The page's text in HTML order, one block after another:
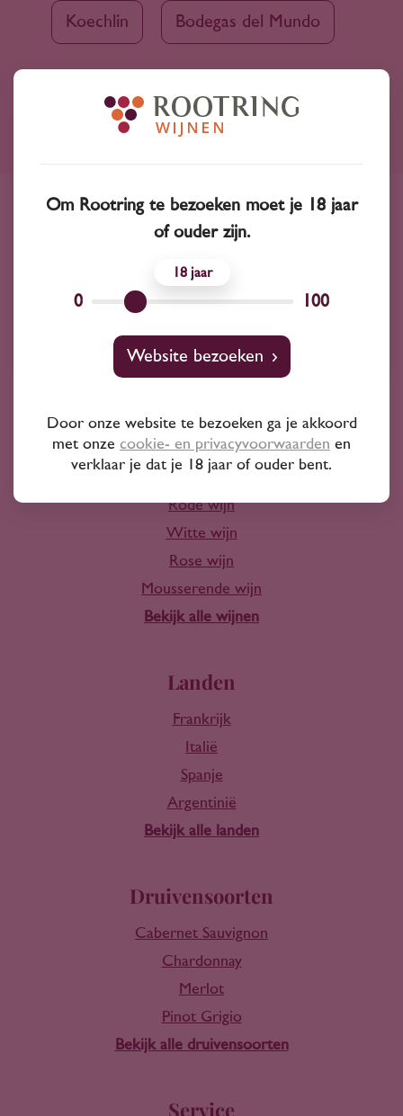
Koechlin Bodegas del Mundo
Advies nodig?
Wijnprofessionals
10+ jaar ervaring
Wijn
Rode wijn
Witte wijn
Rose wijn
Mousserende wijn
Bekijk alle wijnen
Landen
Frankrijk
Italië
Spanje
Argentinië
Bekijk alle landen
Druivensoorten
Cabernet Sauvignon
Chardonnay
Merlot
Pinot Grigio
Bekijk alle druivensoorten
Service
Om Rootring te bezoeken moet je 18 jaar
of ouder zijn.
0
18
100
Website bezoeken
Door onze website te bezoeken ga je akkoord
met onze cookie- en privacyvoorwaarden en
verklaar je dat je 18 jaar of ouder bent.